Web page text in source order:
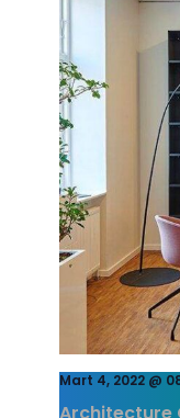
Mart 4, 2022 @